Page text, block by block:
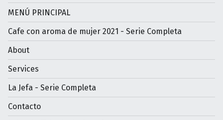
MENÚ PRINCIPAL
Cafe con aroma de mujer 2021 - Serie Completa
About
Services
La Jefa - Serie Completa
Contacto